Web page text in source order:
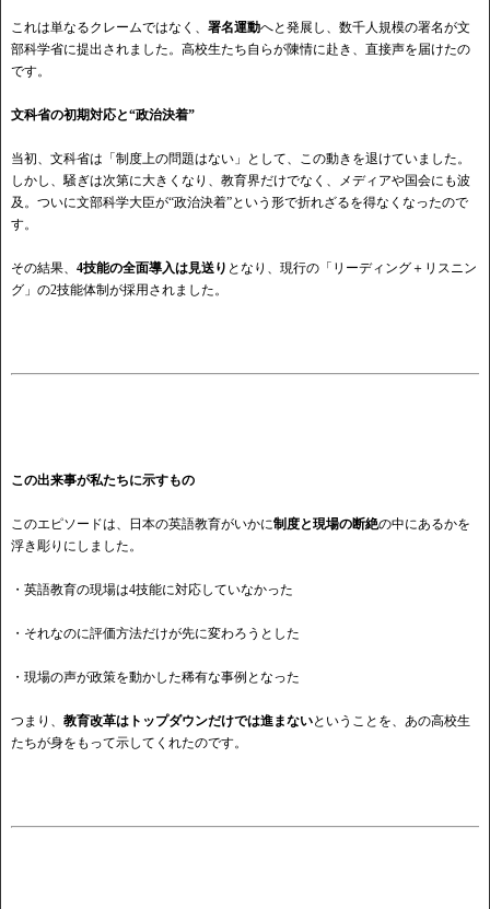
これは単なるクレームではなく、 署名運動へと発展し、数千人規模の署名が文
部科学省に提出されました。高校生たち自らが陳情に赴き、直接声を届けたの
です。
文科省の初期対応と“政治決着”
当初、文科省は「制度上の問題はない」として、この動きを退けていました。
しかし、騒ぎは次第に大きくなり、教育界だけでなく、メディアや国会にも波
及。ついに文部科学大臣が“政治決着”という形で折れざるを得なくなったので
す。
その結果、 4技能の全面導入は見送り となり、現行の「リーディング＋リスニン
グ」の2技能体制が採用されました。
この出来事が私たちに示すもの
このエピソードは、日本の英語教育がいかに制度と現場の断絶の中にあるかを
浮き彫りにしました。
・ 英語教育の現場は4技能に対応していなかった
・ それなのに評価方法だけが先に変わろうとした
・ 現場の声が政策を動かした稀有な事例となった
つまり、 教育改革はトップダウンだけでは進まないということを、あの高校生
たちが身をもって示してくれたのです。